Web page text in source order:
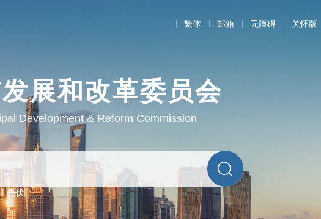
繁体 邮箱 无障碍 关怀版
展和改革委员会
Development & Reform Commission
光伏